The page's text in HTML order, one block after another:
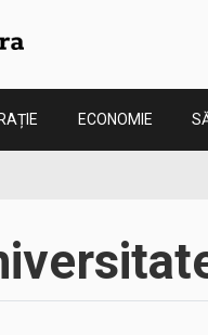
ECONOMIE